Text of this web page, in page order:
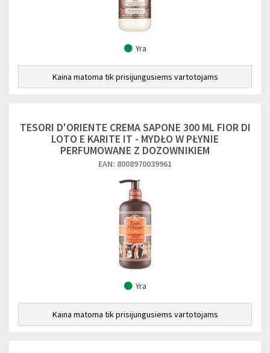
Yra
Kaina matoma tik prisijungusiems vartotojams
TESORI D'ORIENTE CREMA SAPONE 300 ML FIOR DI
LOTO E KARITE IT - MYDŁO W PŁYNIE
PERFUMOWANE Z DOZOWNIKIEM
EAN: 8008970039961
Yra
Kaina matoma tik prisijungusiems vartotojams